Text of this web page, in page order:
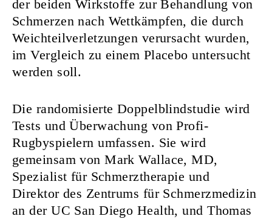
der beiden Wirkstoffe zur Behandlung von
Schmerzen nach Wettkämpfen, die durch
Weichteilverletzungen verursacht wurden,
im Vergleich zu einem Placebo untersucht
werden soll.
Die randomisierte Doppelblindstudie wird
Tests und Überwachung von Profi-
Rugbyspielern umfassen. Sie wird
gemeinsam von Mark Wallace, MD,
Spezialist für Schmerztherapie und
Direktor des Zentrums für Schmerzmedizin
an der UC San Diego Health, und Thomas